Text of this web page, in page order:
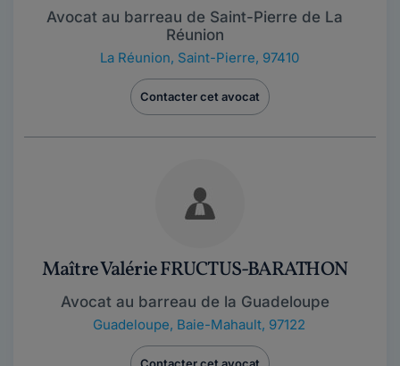
Avocat au barreau de Saint-Pierre de La
Réunion
La Réunion, Saint-Pierre, 97410
Contacter cet avocat
Maître Valérie FRUCTUS-BARATHON
Avocat au barreau de la Guadeloupe
Guadeloupe, Baie-Mahault, 97122